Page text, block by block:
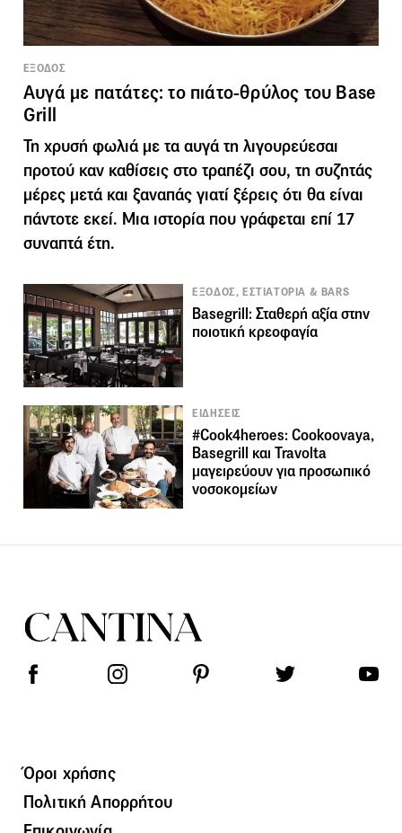
ΕΞΟΔΟΣ
Αυγά με πατάτες: το πιάτο-θρύλος του Base
Grill
Τη χρυσή φωλιά με τα αυγά τη λιγουρεύεσαι
προτού καν καθίσεις στο τραπέζι σου, τη συζητάς
μέρες μετά και ξαναπάς γιατί ξέρεις ότι θα είναι
πάντοτε εκεί. Μια ιστορία που γράφεται επί 17
συναπτά έτη.
ΕΞΟΔΟΣ, ΕΣΤΙΑΤΟΡΙΑ & BARS
Basegrill: Σταθερή αξία στην
ποιοτική κρεοφαγία
ΕΙΔΗΣΕΙΣ
#Cook4heroes: Cookoovaya,
Basegrill και Travolta
μαγειρεύουν για προσωπικό
νοσοκομείων
Όροι χρήσης
Πολιτική Απορρήτου